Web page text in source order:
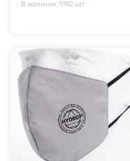
В наличии: 9182 шт